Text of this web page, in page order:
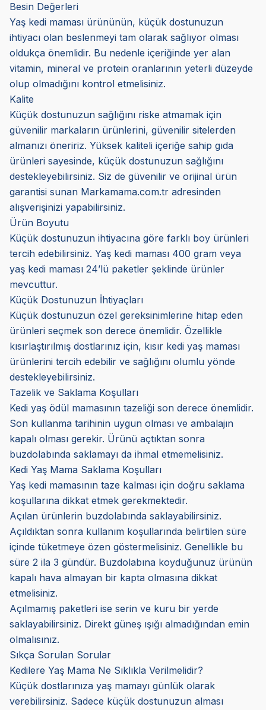
Besin Değerleri
Yaş kedi maması ürününün, küçük dostunuzun
ihtiyacı olan beslenmeyi tam olarak sağlıyor olması
oldukça önemlidir. Bu nedenle içeriğinde yer alan
vitamin, mineral ve protein oranlarının yeterli düzeyde
olup olmadığını kontrol etmelisiniz.
Kalite
Küçük dostunuzun sağlığını riske atmamak için
güvenilir markaların ürünlerini, güvenilir sitelerden
almanızı öneririz. Yüksek kaliteli içeriğe sahip gıda
ürünleri sayesinde, küçük dostunuzun sağlığını
destekleyebilirsiniz. Siz de güvenilir ve orijinal ürün
garantisi sunan Markamama.com.tr adresinden
alışverişinizi yapabilirsiniz.
Ürün Boyutu
Küçük dostunuzun ihtiyacına göre farklı boy ürünleri
tercih edebilirsiniz. Yaş kedi maması 400 gram veya
yaş kedi maması 24’lü paketler şeklinde ürünler
mevcuttur.
Küçük Dostunuzun İhtiyaçları
Küçük dostunuzun özel gereksinimlerine hitap eden
ürünleri seçmek son derece önemlidir. Özellikle
kısırlaştırılmış dostlarınız için, kısır kedi yaş maması
ürünlerini tercih edebilir ve sağlığını olumlu yönde
destekleyebilirsiniz.
Tazelik ve Saklama Koşulları
Kedi yaş ödül mamasının tazeliği son derece önemlidir.
Son kullanma tarihinin uygun olması ve ambalajın
kapalı olması gerekir. Ürünü açtıktan sonra
buzdolabında saklamayı da ihmal etmemelisiniz.
Kedi Yaş Mama Saklama Koşulları
Yaş kedi mamasının taze kalması için doğru saklama
koşullarına dikkat etmek gerekmektedir.
Açılan ürünlerin buzdolabında saklayabilirsiniz.
Açıldıktan sonra kullanım koşullarında belirtilen süre
içinde tüketmeye özen göstermelisiniz. Genellikle bu
süre 2 ila 3 gündür. Buzdolabına koyduğunuz ürünün
kapalı hava almayan bir kapta olmasına dikkat
etmelisiniz.
Açılmamış paketleri ise serin ve kuru bir yerde
saklayabilirsiniz. Direkt güneş ışığı almadığından emin
olmalısınız.
Sıkça Sorulan Sorular
Kedilere Yaş Mama Ne Sıklıkla Verilmelidir?
Küçük dostlarınıza yaş mamayı günlük olarak
verebilirsiniz. Sadece küçük dostunuzun alması